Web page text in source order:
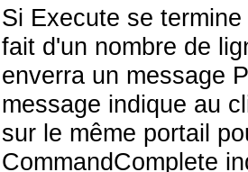
Si Execute se
fait d'un nombre de
enverra un message
message indique au
sur le même portail
CommandComplete